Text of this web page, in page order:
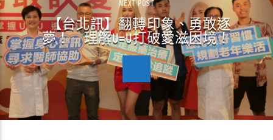
NEXT POST
【台北訊】翻轉印象、勇敢逐
夢！ 理解U=U打破愛滋困境！